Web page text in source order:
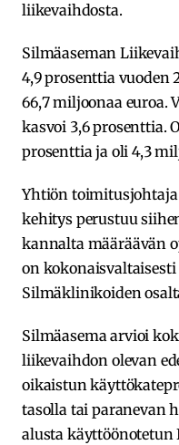
liikevaihdosta.
Silmäaseman
4,9 prosenttia vuoden
66,7 miljoonaa euroa.
kasvoi 3,6 prosenttia.
prosenttia ja oli 4,3
Yhtiön
kehitys perustuu
kannalta määräävän
on
Silmäklinikoiden
Silmäasema arvioi
liikevaihdon olevan
oikaistun
tasolla tai paranevan
alusta käyttöönotetun